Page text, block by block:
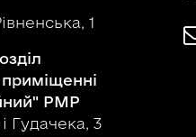
1
РМР
Гудачека, 3